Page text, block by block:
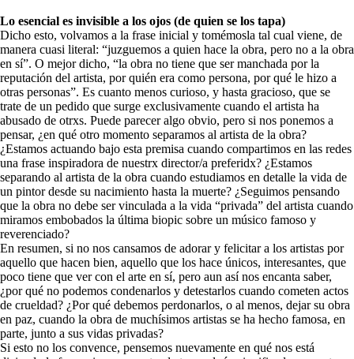
Lo esencial es invisible a los ojos (de quien se los tapa)
Dicho esto, volvamos a la frase inicial y tomémosla tal cual viene, de
manera cuasi literal: “juzguemos a quien hace la obra, pero no a la obra
en sí”. O mejor dicho, “la obra no tiene que ser manchada por la
reputación del artista, por quién era como persona, por qué le hizo a
otras personas”. Es cuanto menos curioso, y hasta gracioso, que se
trate de un pedido que surge exclusivamente cuando el artista ha
abusado de otrxs. Puede parecer algo obvio, pero si nos ponemos a
pensar, ¿en qué otro momento separamos al artista de la obra?
¿Estamos actuando bajo esta premisa cuando compartimos en las redes
una frase inspiradora de nuestrx director/a preferidx? ¿Estamos
separando al artista de la obra cuando estudiamos en detalle la vida de
un pintor desde su nacimiento hasta la muerte? ¿Seguimos pensando
que la obra no debe ser vinculada a la vida “privada” del artista cuando
miramos embobados la última biopic sobre un músico famoso y
reverenciado?
En resumen, si no nos cansamos de adorar y felicitar a los artistas por
aquello que hacen bien, aquello que los hace únicos, interesantes, que
poco tiene que ver con el arte en sí, pero aun así nos encanta saber,
¿por qué no podemos condenarlos y detestarlos cuando cometen actos
de crueldad? ¿Por qué debemos perdonarlos, o al menos, dejar su obra
en paz, cuando la obra de muchísimos artistas se ha hecho famosa, en
parte, junto a sus vidas privadas?
Si esto no los convence, pensemos nuevamente en qué nos está